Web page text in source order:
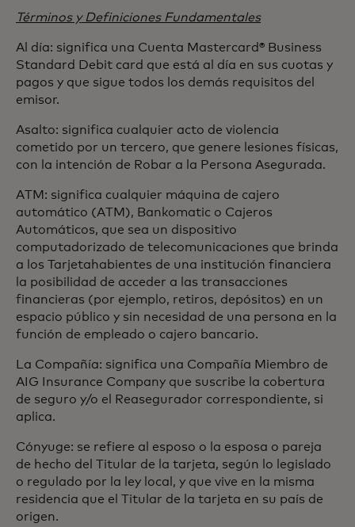
Términos y Definiciones Fundamentales
Al día: significa una Cuenta Mastercard® Business
Standard Debit card que está al día en sus cuotas y
pagos y que sigue todos los demás requisitos del
emisor.
Asalto: significa cualquier acto de violencia
cometido por un tercero, que genere lesiones físicas,
con la intención de Robar a la Persona Asegurada.
ATM: significa cualquier máquina de cajero
automático (ATM), Bankomatic o Cajeros
Automáticos, que sea un dispositivo
computadorizado de telecomunicaciones que brinda
a los Tarjetahabientes de una institución financiera
la posibilidad de acceder a las transacciones
financieras (por ejemplo, retiros, depósitos) en un
espacio público y sin necesidad de una persona en la
función de empleado o cajero bancario.
La Compañía: significa una Compañía Miembro de
AIG Insurance Company que suscribe la cobertura
de seguro y/o el Reasegurador correspondiente, si
aplica.
Cónyuge: se refiere al esposo o la esposa o pareja
de hecho del Titular de la tarjeta, según lo legislado
o regulado por la ley local, y que vive en la misma
residencia que el Titular de la tarjeta en su país de
origen.